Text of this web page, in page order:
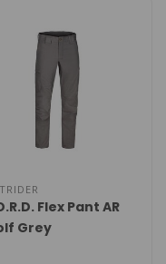
Flex Pant AR
Grey